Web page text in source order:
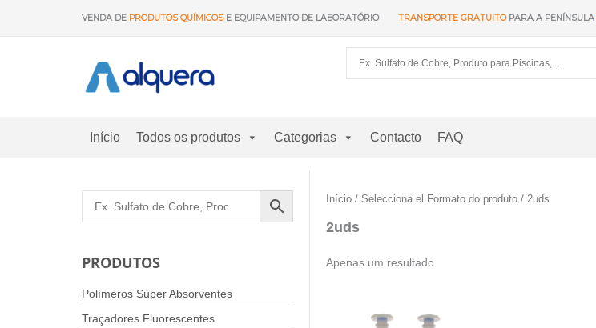
VENDA DE PRODUTOS QUÍMICOSE EQUIPAMENTO DE LABORATÓRIO TRANSPORTE GRATUITOPARA A PENÍNSULA
Início Todos os produtos Categorias Contacto FAQ
PRODUTOS
Polímeros Super Absorventes
Traçadores Fluorescentes
Início / Selecciona el Formato do produto / 2uds
2uds
Apenas um resultado